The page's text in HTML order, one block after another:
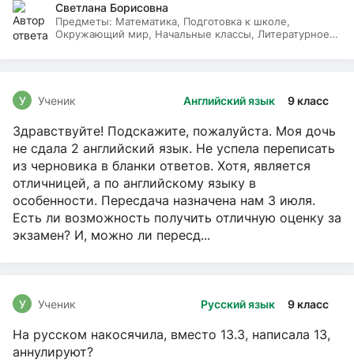
Светлана Борисовна
Предметы: Математика, Подготовка к школе,
Окружающий мир, Начальные классы, Литературное
Английский язык 9 класс
У Ученик
Здравствуйте! Подскажите, пожалуйста. Моя дочь
не сдала 2 английский язык. Не успела переписать
из черновика в бланки ответов. Хотя, является
отличницей, а по английскому языку в
особенности. Пересдача назначена нам 3 июля.
Есть ли возможность получить отличную оценку за
экзамен? И, можно ли пересд...
Русский язык 9 класс
У Ученик
На русском накосячила, вместо 13.3, написала 13,
аннулируют?